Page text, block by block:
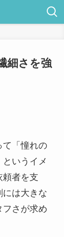
細さを強
て「憧れの
いうイメ
頼者を支
には大きな
さが求め